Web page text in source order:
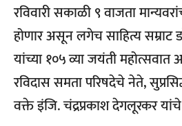
रविवारी सकाळी ९ वाजता
होणार असून लगेच साहित्य सम्राट
यांच्या १०५ व्या जयंती
रविदास समता परिषदेचे नेते,
वक्ते इंजि. चंद्रप्रकाश देगलूरकर